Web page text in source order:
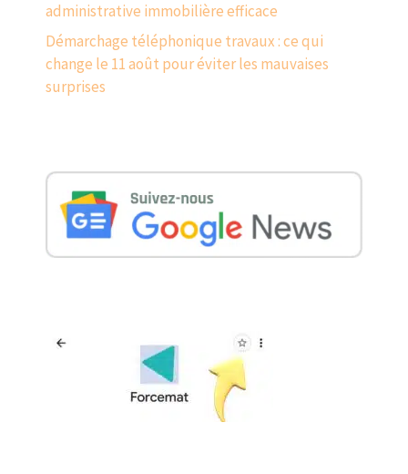
administrative immobilière efficace
Démarchage téléphonique travaux : ce qui
change le 11 août pour éviter les mauvaises
surprises